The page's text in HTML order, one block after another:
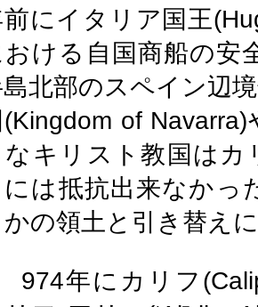
にイタリア国王
おける 自国商船の安
北部のスペイン辺
(Kingdom of Navarra)
なキリスト教国はカ
には抵抗出来なかっ
かの領土と引き替え
974年にカリフ (